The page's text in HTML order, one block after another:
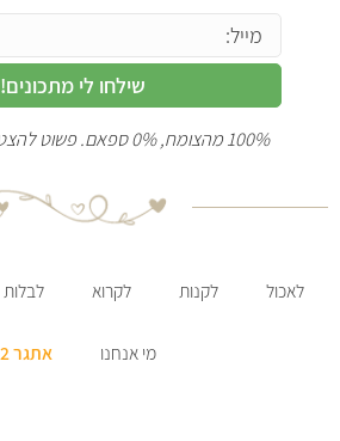
שילחו לי מתכונים!
100% מהצומח, 0% ספאם. פשוט להצטרף, קל גם לבטל.
לאכול לקנות לקרוא לבלות
מי אנחנו אתגר 22